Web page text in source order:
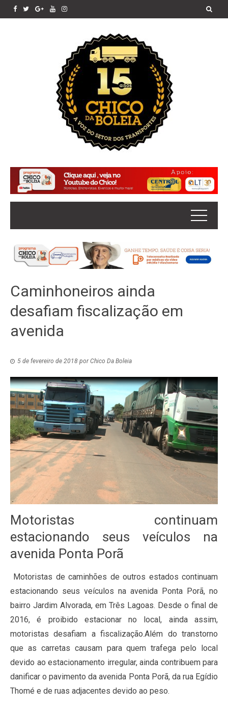
Caminhoneiros ainda
desafiam fiscalização em
avenida
5 de fevereiro de 2018 porChico Da Boleia
Motoristas continuam
estacionando seus veículos na
avenida Ponta Porã
Motoristas de caminhões de outros estados continuam
estacionando seus veículos na avenida Ponta Porã, no
bairro Jardim Alvorada, em Três Lagoas. Desde o final de
2016, é proibido estacionar no local, ainda assim,
motoristas desafiam a fiscalização.Além do transtorno
que as carretas causam para quem trafega pelo local
devido ao estacionamento irregular, ainda contribuem para
danificar o pavimento da avenida Ponta Porã, da rua Egídio
Thomé e de ruas adjacentes devido ao peso.